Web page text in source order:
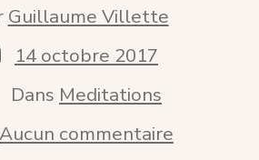
Guillaume Villette
14 octobre 2017
Dans Meditations
Aucun commentaire
How